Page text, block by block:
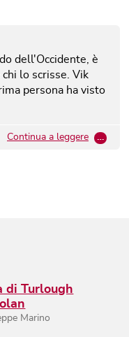
dell'Occidente, è
lo scrisse. Vik
persona ha visto
Continua a leggere …
di Turlough
Marino